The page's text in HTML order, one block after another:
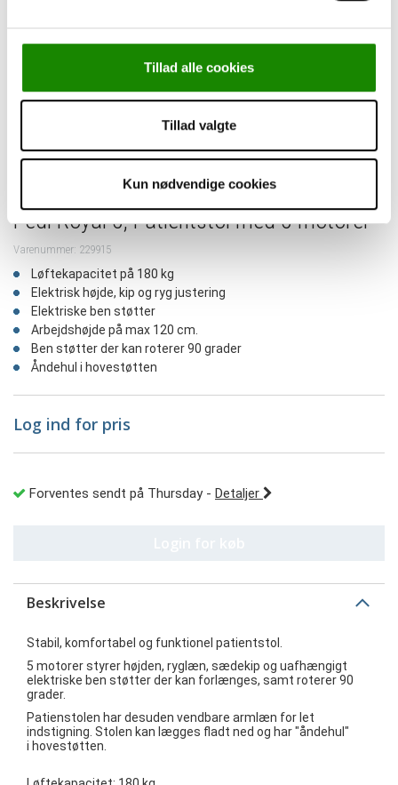
Tillad alle cookies
Tillad valgte
Kun nødvendige cookies
Pedi Royal 5, Patientstol med 5 motorer
Varenummer: 229915
Løftekapacitet på 180 kg
Elektrisk højde, kip og ryg justering
Elektriske ben støtter
Arbejdshøjde på max 120 cm.
Ben støtter der kan roterer 90 grader
Åndehul i hovestøtten
Log ind for pris
Forventes sendt på Thursday- Detaljer
Beskrivelse
Stabil, komfortabel og funktionel patientstol.
5 motorer styrer højden, ryglæn, sædekip og uafhængigt
elektriske ben støtter der kan forlænges, samt roterer 90
grader.
Patienstolen har desuden vendbare armlæn for let
indstigning. Stolen kan lægges fladt ned og har "åndehul"
i hovestøtten.